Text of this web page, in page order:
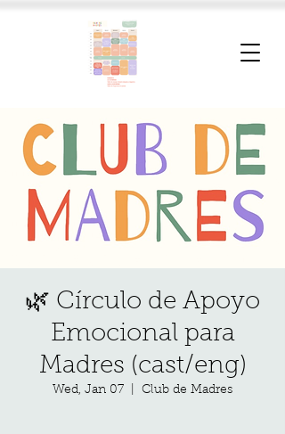
🌿 Círculo de Apoyo
Emocional para
Madres (cast/eng)
Wed, Jan 07 Club de Madres